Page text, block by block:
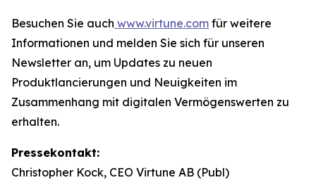
Besuchen Sie auch www.virtune.com für weitere
Informationen und melden Sie sich für unseren
Newsletter an, um Updates zu neuen
Produktlancierungen und Neuigkeiten im
Zusammenhang mit digitalen Vermögenswerten zu
erhalten.
Pressekontakt:
Christopher Kock, CEO Virtune AB (Publ)